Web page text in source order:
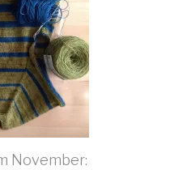
November: